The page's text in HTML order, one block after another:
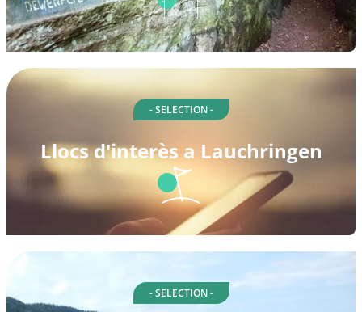
- SELECTION -
Llocs d'interès a Lauchringen
- SELECTION -